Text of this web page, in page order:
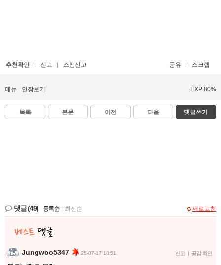
추천확인 신고 스팸신고 공유 스크랩
메뉴 인장보기 EXP 80%
목록 본문 이전 다음 댓글쓰기
댓글(49) 등록순 최신순 새로고침
Jungwoo5347 25-07-17 18:51 신고 | 공감 확인